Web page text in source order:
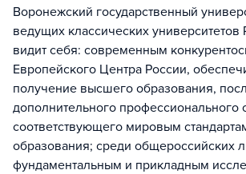
Воронежский государственный
ведущих классических университетов
видит себя: современным
Европейского Центра России,
получение высшего образования,
дополнительного профессионального
соответствующего мировым
образования; среди общероссийских
фундаментальным и прикладным